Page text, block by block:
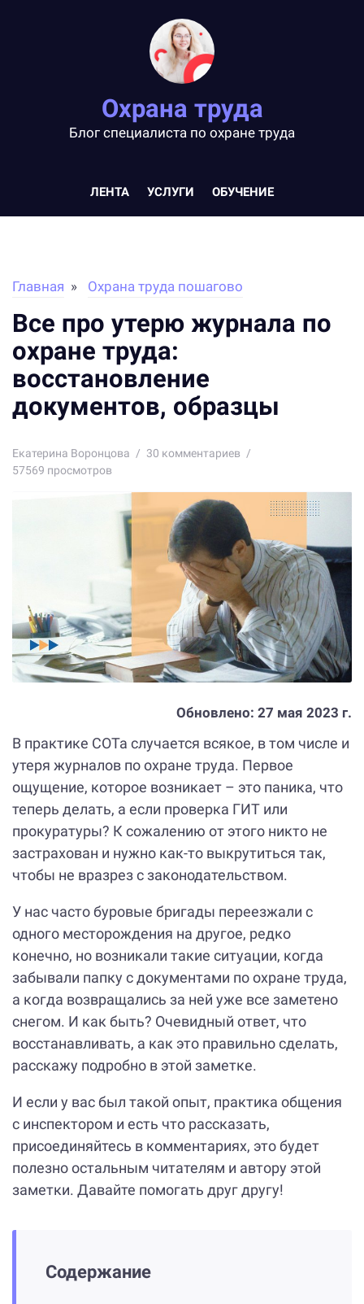
Охрана труда
Блог специалиста по охране труда
ЛЕНТА УСЛУГИ ОБУЧЕНИЕ
Главная Охрана труда пошагово
Все про утерю журнала по
охране труда:
восстановление
документов, образцы
Екатерина Воронцова 30 комментариев
57569 просмотров
Обновлено: 27 мая 2023 г.
В практике СОТа случается всякое, в том числе и
утеря журналов по охране труда. Первое
ощущение, которое возникает – это паника, что
теперь делать, а если проверка ГИТ или
прокуратуры? К сожалению от этого никто не
застрахован и нужно как-то выкрутиться так,
чтобы не вразрез с законодательством.
У нас часто буровые бригады переезжали с
одного месторождения на другое, редко
конечно, но возникали такие ситуации, когда
забывали папку с документами по охране труда,
а когда возвращались за ней уже все заметено
снегом. И как быть? Очевидный ответ, что
восстанавливать, а как это правильно сделать,
расскажу подробно в этой заметке.
И если у вас был такой опыт, практика общения
с инспектором и есть что рассказать,
присоединяйтесь в комментариях, это будет
полезно остальным читателям и автору этой
заметки. Давайте помогать друг другу!
Содержание